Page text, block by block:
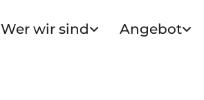
Wer wir sind Angebot